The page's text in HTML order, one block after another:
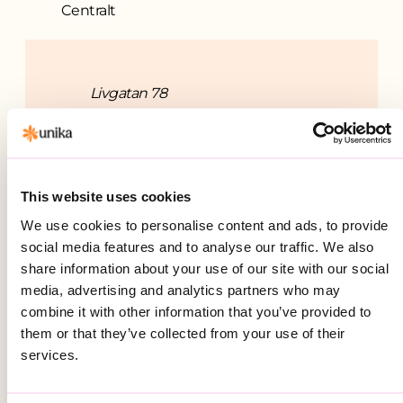
This website uses cookies
We use cookies to personalise content and ads, to provide
social media features and to analyse our traffic. We also
share information about your use of our site with our social
media, advertising and analytics partners who may
combine it with other information that you’ve provided to
them or that they’ve collected from your use of their
services.
Centralt
AdressLivgatan 78
Ansöka om stöd för
funktionsnedsättning